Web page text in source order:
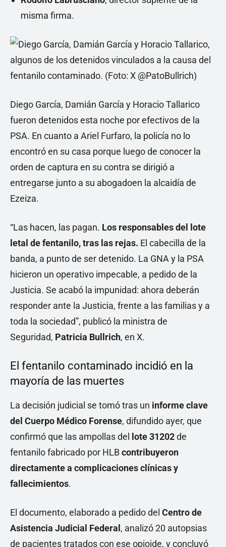
misma firma.
Diego García, Damián García y Horacio Tallarico
fueron detenidos esta noche por efectivos de la
PSA. En cuanto a Ariel Furfaro, la policía no lo
encontró en su casa porque luego de conocer la
orden de captura en su contra se dirigió a
entregarse junto a su abogadoen la alcaidía de
Ezeiza.
“Las hacen, las pagan. Los responsables del lote
letal de fentanilo, tras las rejas. El cabecilla de la
banda, a punto de ser detenido. La GNA y la PSA
hicieron un operativo impecable, a pedido de la
Justicia. Se acabó la impunidad: ahora deberán
responder ante la Justicia, frente a las familias y a
toda la sociedad”, publicó la ministra de
Seguridad, Patricia Bullrich, en X.
El fentanilo contaminado incidió en la
mayoría de las muertes
La decisión judicial se tomó tras un informe clave
del Cuerpo Médico Forense, difundido ayer, que
confirmó que las ampollas del
lote 31202de
fentanilo fabricado por HLBcontribuyeron
directamente a complicaciones clínicas y
fallecimientos.
El documento, elaborado a pedido del Centro de
Asistencia Judicial Federal , analizó 20 autopsias
de pacientes tratados con ese opioide, y concluyó